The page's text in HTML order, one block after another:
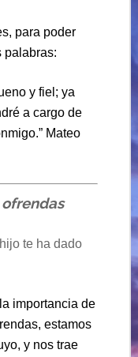
para poder
palabras:
y fiel; ya
a cargo de
Mateo
ofrendas
te ha dado
importancia de
estamos
y nos trae